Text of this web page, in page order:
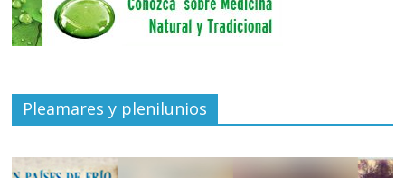
Pleamares y plenilunios